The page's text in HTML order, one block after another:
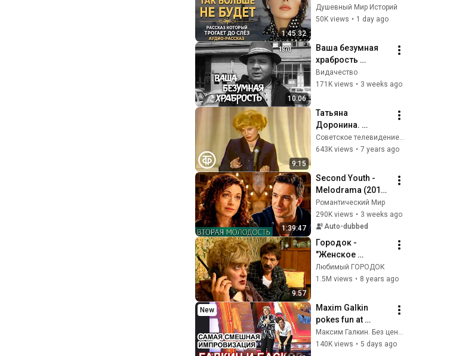
1:45:32
который трогает
до глубины души.
история ｜
Аудиорассказ
Душевный Мир Историй
50K views • 1 day ago
10:06
Ваша безумная
храбрость
(короткометражн
ый фильм, 1970)
Видачество
171K views • 3 weeks ago
9:15
Татьяна
Доронина.
Монолог
инструктора по
в Концертной
студии Останкино
Советское телевидение. ГОСТЕЛЕРАДИОФОНД
643K views • 7 years ago
1:39:47
Second Youth -
Melodrama (2017)
/ The Last Youth
Романтический Мир
290K views • 3 weeks ago
Auto-dubbed
9:57
Городок -
"Женское
коварство"
Любимый ГОРОДОК
1.5M views • 8 years ago
New
Maxim Galkin
pokes fun at
Nikolay Baskov live
on air. The
Максим Галкин. Без цензуры
140K views • 5 days ago